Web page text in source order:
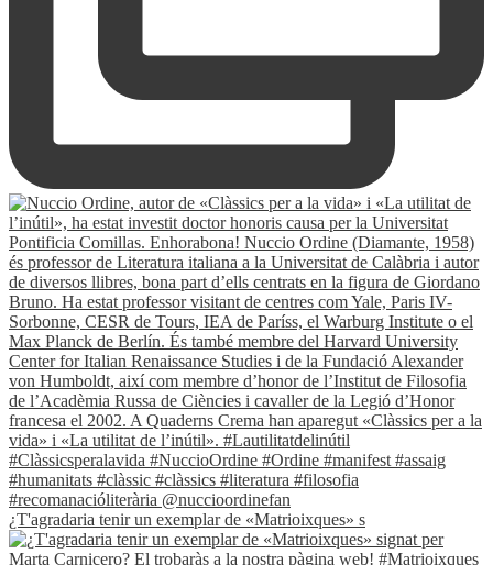
¿T'agradaria tenir un exemplar de «Matrioixques» s